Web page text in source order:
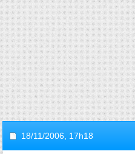
18/11/2006, 17h18